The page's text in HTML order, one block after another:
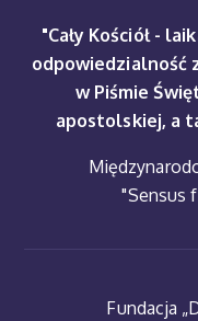
"Cały Kościół -
odpowiedzialność
w Piśmie
apostolskiej, a
"Sensus
Fundacja